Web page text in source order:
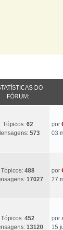
DO
FÓRUM:
Tópicos: 62
573
Ú
l
a
M
g
por
03
Tópicos: 488
17027
Ú
l
M
por
27
Tópicos: 452
13120
Ú
l
por
15